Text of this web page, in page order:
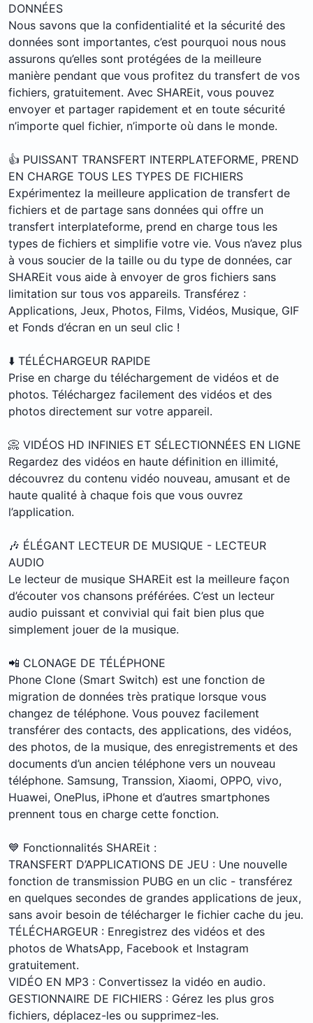
DONNÉES
Nous savons que la confidentialité et la sécurité des
données sont importantes, c’est pourquoi nous nous
assurons qu’elles sont protégées de la meilleure
manière pendant que vous profitez du transfert de vos
fichiers, gratuitement. Avec SHAREit, vous pouvez
envoyer et partager rapidement et en toute sécurité
n’importe quel fichier, n’importe où dans le monde.
👍 PUISSANT TRANSFERT INTERPLATEFORME, PREND
EN CHARGE TOUS LES TYPES DE FICHIERS
Expérimentez la meilleure application de transfert de
fichiers et de partage sans données qui offre un
transfert interplateforme, prend en charge tous les
types de fichiers et simplifie votre vie. Vous n’avez plus
à vous soucier de la taille ou du type de données, car
SHAREit vous aide à envoyer de gros fichiers sans
limitation sur tous vos appareils. Transférez :
Applications, Jeux, Photos, Films, Vidéos, Musique, GIF
et Fonds d’écran en un seul clic !
⬇️ TÉLÉCHARGEUR RAPIDE
Prise en charge du téléchargement de vidéos et de
photos. Téléchargez facilement des vidéos et des
photos directement sur votre appareil.
📀 VIDÉOS HD INFINIES ET SÉLECTIONNÉES EN LIGNE
Regardez des vidéos en haute définition en illimité,
découvrez du contenu vidéo nouveau, amusant et de
haute qualité à chaque fois que vous ouvrez
l’application.
🎶 ÉLÉGANT LECTEUR DE MUSIQUE - LECTEUR
AUDIO
Le lecteur de musique SHAREit est la meilleure façon
d’écouter vos chansons préférées. C’est un lecteur
audio puissant et convivial qui fait bien plus que
simplement jouer de la musique.
📲 CLONAGE DE TÉLÉPHONE
Phone Clone (Smart Switch) est une fonction de
migration de données très pratique lorsque vous
changez de téléphone. Vous pouvez facilement
transférer des contacts, des applications, des vidéos,
des photos, de la musique, des enregistrements et des
documents d’un ancien téléphone vers un nouveau
téléphone. Samsung, Transsion, Xiaomi, OPPO, vivo,
Huawei, OnePlus, iPhone et d’autres smartphones
prennent tous en charge cette fonction.
💙 Fonctionnalités SHAREit :
TRANSFERT D’APPLICATIONS DE JEU : Une nouvelle
fonction de transmission PUBG en un clic - transférez
en quelques secondes de grandes applications de jeux,
sans avoir besoin de télécharger le fichier cache du jeu.
TÉLÉCHARGEUR : Enregistrez des vidéos et des
photos de WhatsApp, Facebook et Instagram
gratuitement.
VIDÉO EN MP3 : Convertissez la vidéo en audio.
GESTIONNAIRE DE FICHIERS : Gérez les plus gros
fichiers, déplacez-les ou supprimez-les.